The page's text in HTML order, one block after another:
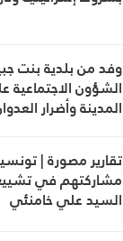
وفد من بلدية بنت
الشؤون الاجتماعية
المدينة وأضرار
تقارير مصورة |
مشاركتهم في
السيد علي خامنئي